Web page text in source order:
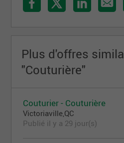
Plus d'offres
"Couturière"
Couturier - Couturière
Victoriaville,QC
Publié il y a 29 jour(s)